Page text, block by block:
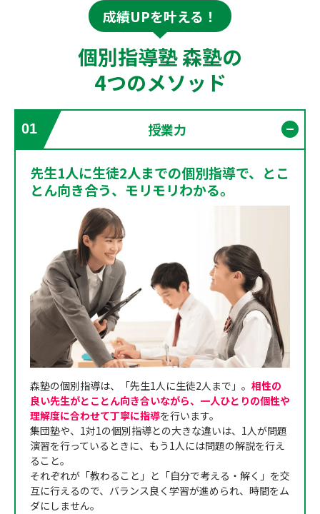
成績UPを叶える！
個別指導塾 森塾の
4つのメソッド
01 授業力
先生1人に生徒2人までの個別指導で、とこ
とん向き合う、モリモリわかる。
森塾の個別指導は、「先生1人に生徒2人まで」。 相性の
良い先生がとことん向き合いながら、一人ひとりの個性や
理解度に合わせて丁寧に指導を行います。
集団塾や、1対1の個別指導との大きな違いは、1人が問題
演習を行っているときに、もう1人には問題の解説を行え
ること。
それぞれが「教わること」と「自分で考える・解く」を交
互に行えるので、バランス良く学習が進められ、時間をム
ダにしません。